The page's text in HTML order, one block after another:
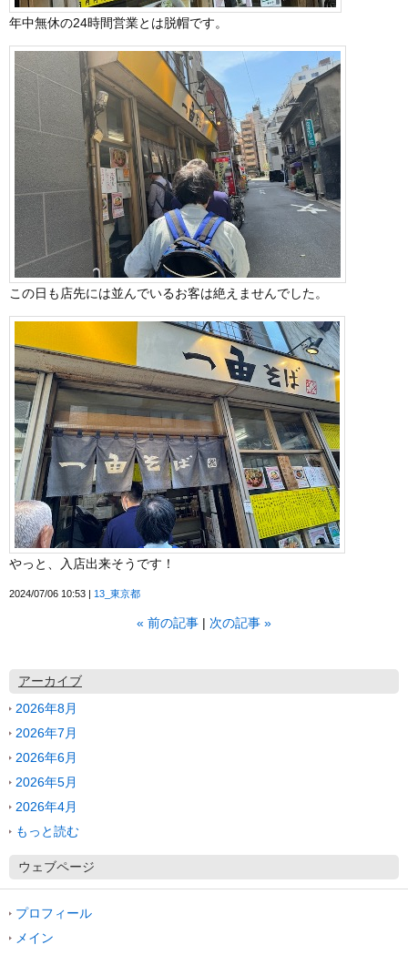
年中無休の24時間営業とは脱帽です。
この日も店先には並んでいるお客は絶えませんでした。
やっと、入店出来そうです！
2024/07/06 10:53 13_東京都
« 前の記事 次の記事 »
アーカイブ
2026年8月
2026年7月
2026年6月
2026年5月
2026年4月
もっと読む
ウェブページ
プロフィール
メイン